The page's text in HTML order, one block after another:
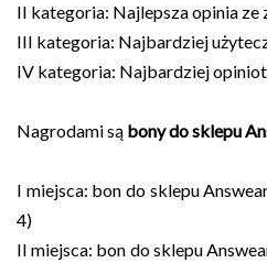
II kategoria: Najlepsza opinia
III kategoria: Najbardziej
IV kategoria: Najbardziej
Nagrodami są bony do sklepu
I miejsca: bon do sklepu
4)
II miejsca: bon do sklepu